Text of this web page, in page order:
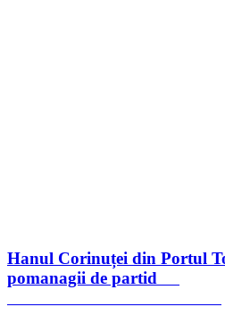
Hanul Corinuței din Portul
pomanagii de partid